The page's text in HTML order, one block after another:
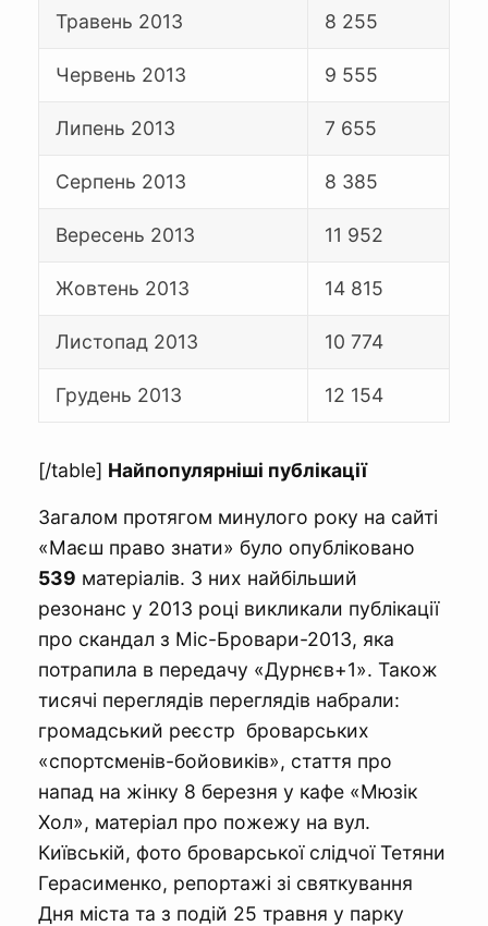
Травень 2013 8 255
Червень 2013 9 555
Липень 2013 7 655
Серпень 2013 8 385
Вересень 2013 11 952
Жовтень 2013 14 815
Листопад 2013 10 774
Грудень 2013 12 154
[/table] Найпопулярніші публікації
Загалом протягом минулого року на сайті
«Маєш право знати» було опубліковано
539 матеріалів. З них найбільший
резонанс у 2013 році викликали публікації
про скандал з Міс-Бровари-2013, яка
потрапила в передачу «Дурнєв+1». Також
тисячі переглядів переглядів набрали:
громадський реєстр броварських
«спортсменів-бойовиків», стаття про
напад на жінку 8 березня у кафе «Мюзік
Хол», матеріал про пожежу на вул.
Київській, фото броварської слідчої Тетяни
Герасименко, репортажі зі святкування
Дня міста та з подій 25 травня у парку